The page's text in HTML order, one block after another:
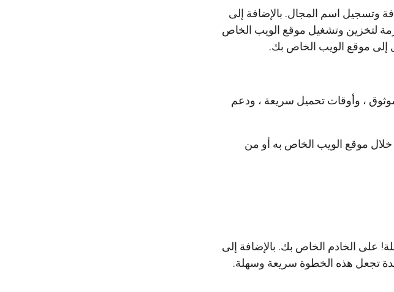
وتسجيل اسم المجال. بالإضافة إلى
لتخزين وتشغيل موقع الويب الخاص
إلى موقع الويب الخاص بك.
، وأوقات تحميل سريعة ، ودعم
موقع الويب الخاص به أو من
على الخادم الخاص بك. بالإضافة إلى
تجعل هذه الخطوة سريعة وسهلة.